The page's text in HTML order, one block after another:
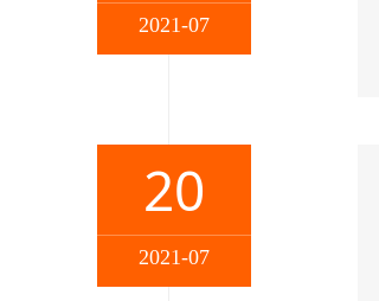
2021-07
20
2021-07